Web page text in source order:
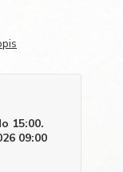
15:00.
09:00